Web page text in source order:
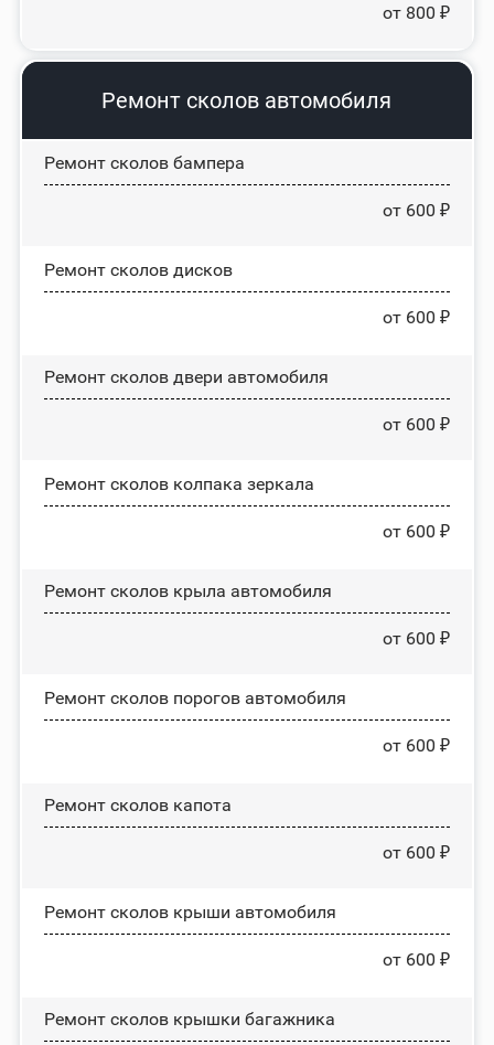
от 800 ₽
Ремонт сколов автомобиля
Ремонт сколов бампера
от 600 ₽
Ремонт сколов дисков
от 600 ₽
Ремонт сколов двери автомобиля
от 600 ₽
Ремонт сколов колпака зеркала
от 600 ₽
Ремонт сколов крыла автомобиля
от 600 ₽
Ремонт сколов порогов автомобиля
от 600 ₽
Ремонт сколов капота
от 600 ₽
Ремонт сколов крыши автомобиля
от 600 ₽
Ремонт сколов крышки багажника